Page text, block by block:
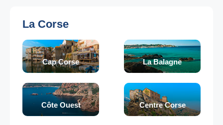
La Corse
Cap Corse La Balagne
Côte Ouest Centre Corse